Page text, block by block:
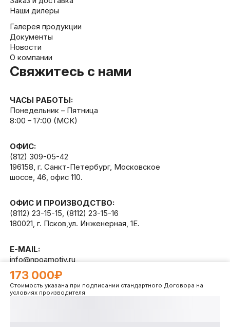
173 000₽
Стоимость указана при подписании стандартного Договора на
условиях производителя.
Наши дилеры
Галерея продукции
Документы
Новости
О компании
Свяжитесь с нами
ЧАСЫ РАБОТЫ:
Понедельник – Пятница
8:00 – 17:00 (МСК)
ОФИС:
(812) 309-05-42
196158, г. Санкт-Петербург, Московское
шоссе, 46, офис 110.
ОФИС И ПРОИЗВОДСТВО:
(8112) 23-15-15, (8112) 23-15-16
180021, г. Псков,ул. Инженерная, 1Е.
E-MAIL:
info@npoamotiv.ru
Разработано вWEBCETERA